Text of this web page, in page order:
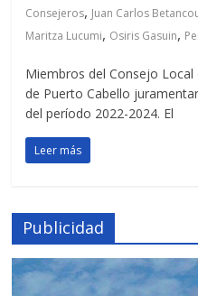
Consejeros, Juan Carlos
Maritza Lucumi, Osiris Gasuin,
Miembros del Consejo Local
de Puerto Cabello
del período 2022-2024. El
Leer más
Publicidad